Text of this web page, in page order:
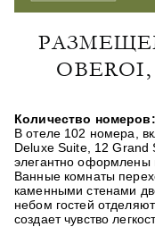
Количество номеров:
В отеле 102 номера,
Deluxe Suite, 12
элегантно оформлены
Ванные комнаты
каменными стенами
небом гостей
создает чувство